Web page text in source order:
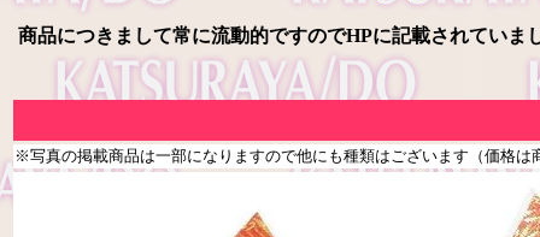
商品につきまして常に流動的ですのでHPに記載されてい
※写真の掲載商品は一部になりますので他にも種類はございます（価格は